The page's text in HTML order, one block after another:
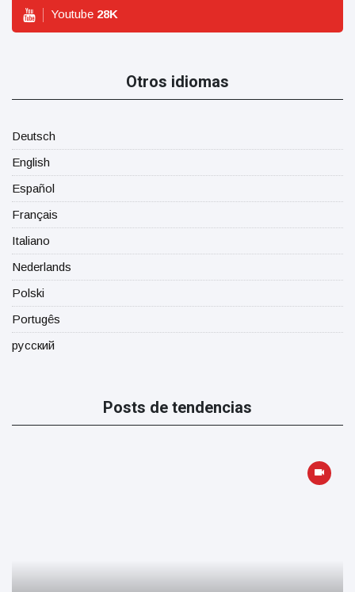
Youtube 28K
Otros idiomas
Deutsch
English
Español
Français
Italiano
Nederlands
Polski
Portugês
русский
Posts de tendencias